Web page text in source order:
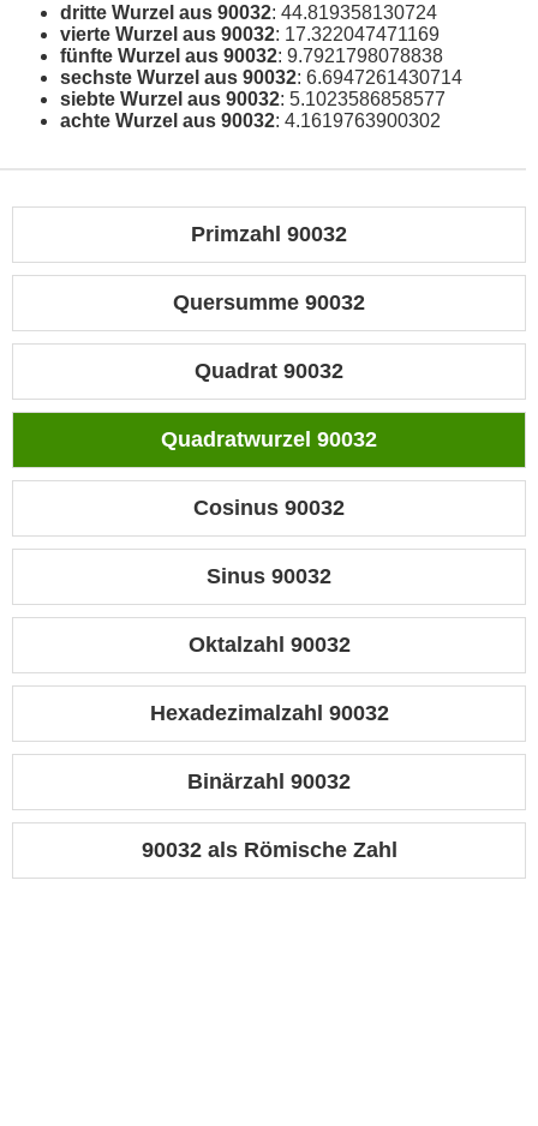
dritte Wurzel aus 90032: 44.819358130724
vierte Wurzel aus 90032: 17.322047471169
fünfte Wurzel aus 90032: 9.7921798078838
sechste Wurzel aus 90032: 6.6947261430714
siebte Wurzel aus 90032: 5.1023586858577
achte Wurzel aus 90032: 4.1619763900302
Primzahl 90032
Quersumme 90032
Quadrat 90032
Quadratwurzel 90032
Cosinus 90032
Sinus 90032
Oktalzahl 90032
Hexadezimalzahl 90032
Binärzahl 90032
90032 als Römische Zahl